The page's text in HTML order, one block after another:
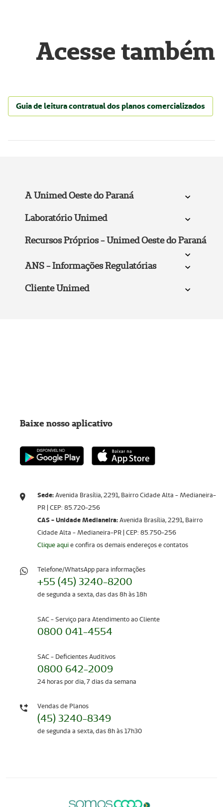
Acesse também
Guia de leitura contratual dos planos comercializados
A Unimed Oeste do Paraná
Laboratório Unimed
Recursos Próprios - Unimed Oeste do Paraná
ANS - Informações Regulatórias
Cliente Unimed
Sede:Avenida Brasília, 2291, Bairro Cidade Alta - Medianeira-
PR | CEP: 85.720-256​​​​​​​
CAS - Unidade Medianeira:Avenida Brasília, 2291, Bairro
Cidade Alta - Medianeira-PR | CEP: 85.750-256
Clique aquie confira os demais endereços e contatos
Telefone/WhatsApp para informações
+55 (45) 3240-8200
de segunda a sexta, das das 8h às 18h
SAC - Serviço para Atendimento ao Cliente
0800 041-4554
SAC - Deficientes Auditivos
0800 642-2009
24 horas por dia, 7 dias da semana
Vendas de Planos
(45) 3240-8349
de segunda a sexta, das 8h às 17h30
Baixe nosso aplicativo